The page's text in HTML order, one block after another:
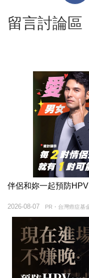
留言討論區
伴侶和妳一起預防
PR・台灣癌症基
2026-08-07